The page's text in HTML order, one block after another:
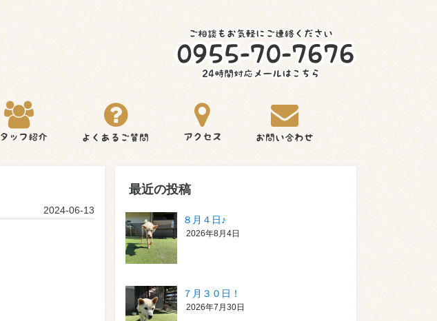
2024-06-13
最近の投稿
８月４日♪
2026年8月4日
７月３０日！
2026年7月30日